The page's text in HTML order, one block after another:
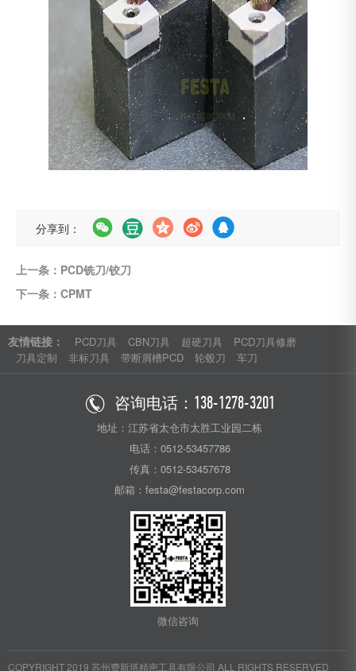
分享到：
上一条：PCD铣刀/铰刀
下一条：CPMT
友情链接： PCD刀具 CBN刀具 超硬刀具
PCD刀具修磨
刀具定制
非标刀具 带断屑槽PCD 轮毂刀 车刀
咨询电话： 138-1278-3201
地址：江苏省太仓市太胜工业园二栋
电话：0512-53457786
传真：0512-53457678
邮箱：festa@festacorp.com
微信咨询
COPYRIGHT 2019 苏州费斯塔精密工具有限公司 ALL RIGHTS RESERVED